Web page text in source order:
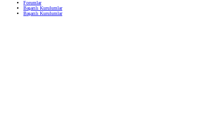
Forumlar
Başarılı Kurulumlar
Başarılı Kurulumlar